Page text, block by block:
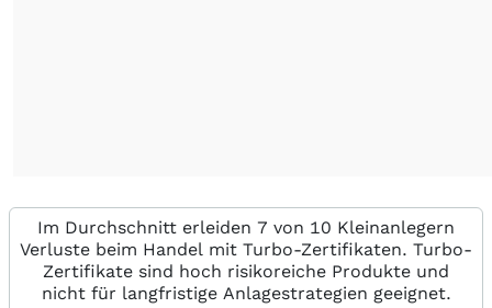
Im Durchschnitt erleiden 7 von 10 Kleinanlegern
Verluste beim Handel mit Turbo-Zertifikaten. Turbo-
Zertifikate sind hoch risikoreiche Produkte und
nicht für langfristige Anlagestrategien geeignet.